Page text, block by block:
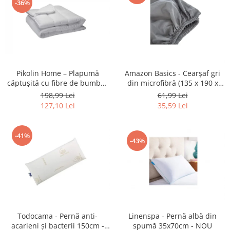
Fiare de calcat si masini de cusut
Ingrijire Locuinta
Purificatoare de aer
Ceasuri barbatesti
Ceasuri dama
Cutii, curele si accesorii ceasuri
Genti si accesorii femei
Imbracaminte barbati
Imbracaminte femei
Imbracaminte si Incaltaminte copii
Incaltaminte barbati
Ochelari de vedere
-36%
Pikolin Home – Plapumă
căptușită cu fibre de bumbac
anti-acarieni 80/90-150 x 220
cm - NOU
198,99 Lei
127,10 Lei
Amazon Basics - Cearşaf gri
din microfibră (135 x 190 x
30cm) - NOU
61,99 Lei
35,59 Lei
-41%
Todocama - Pernă anti-
acarieni şi bacterii 150cm -
-43%
Linenspa - Pernă albă din
spumă 35x70cm - NOU